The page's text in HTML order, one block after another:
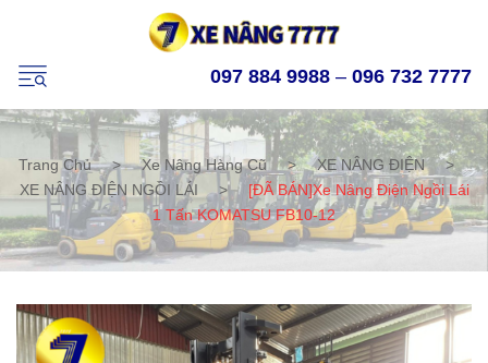
097 884 9988 – 096 732 7777
Trang Chủ > Xe Nâng Hàng Cũ > XE NÂNG ĐIỆN
>
XE NÂNG ĐIỆN NGỒI LÁI
>
[ĐÃ BÁN]Xe Nâng Điện Ngồi Lái
1 Tấn KOMATSU FB10-12